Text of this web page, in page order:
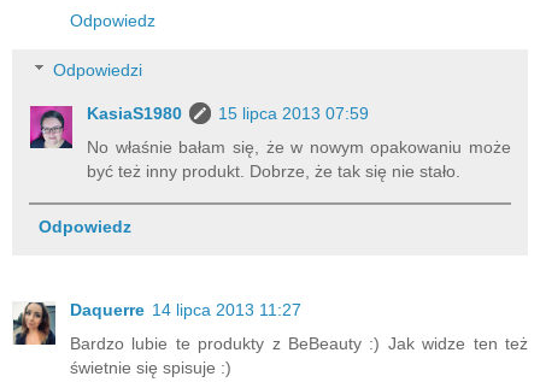
Odpowiedz
Odpowiedzi
KasiaS1980
15 lipca 2013 07:59
No właśnie bałam się, że w nowym opakowaniu może
być też inny produkt. Dobrze, że tak się nie stało.
Odpowiedz
Daquerre 14 lipca 2013 11:27
Bardzo lubie te produkty z BeBeauty :) Jak widze ten też
świetnie się spisuje :)